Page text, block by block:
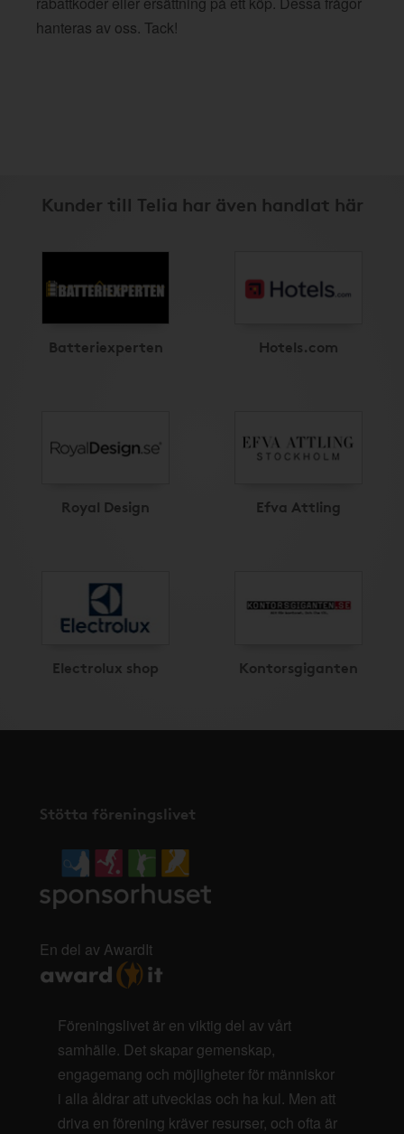
hanteras av oss. Tack!
Kunder till Telia har även handlat här
Batteriexperten Hotels.com
Royal Design Efva Attling
Electrolux shop Kontorsgiganten
Stötta föreningslivet
En del av AwardIt
Föreningslivet är en viktig del av vårt
samhälle. Det skapar gemenskap,
engagemang och möjligheter för människor
i alla åldrar att utvecklas och ha kul. Men att
driva en förening kräver resurser, och ofta är